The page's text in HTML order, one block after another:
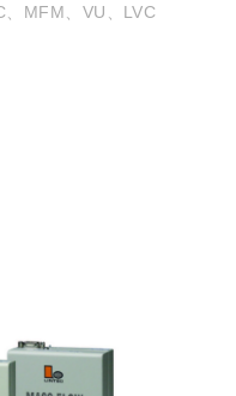
MFM、VU、LVC